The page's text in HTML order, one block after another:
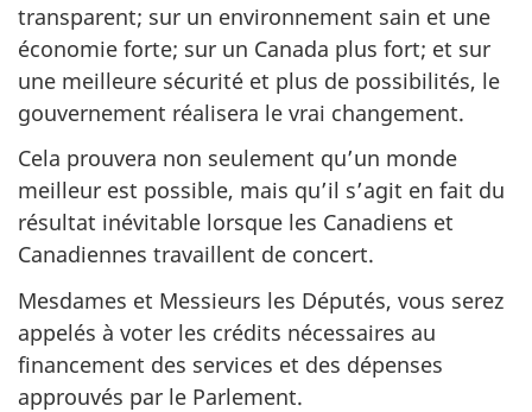
transparent; sur un environnement sain et une
économie forte; sur un Canada plus fort; et sur
une meilleure sécurité et plus de possibilités, le
gouvernement réalisera le vrai changement.
Cela prouvera non seulement qu’un monde
meilleur est possible, mais qu’il s’agit en fait du
résultat inévitable lorsque les Canadiens et
Canadiennes travaillent de concert.
Mesdames et Messieurs les Députés, vous serez
appelés à voter les crédits nécessaires au
financement des services et des dépenses
approuvés par le Parlement.